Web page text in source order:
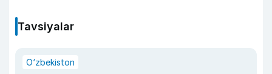
Tavsiyalar
O‘zbekiston